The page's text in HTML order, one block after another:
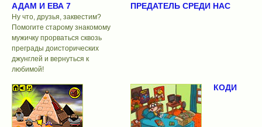
АДАМ И ЕВА 7
Ну что, друзья, заквестим?
Помогите старому знакомому
мужичку прорваться сквозь
преграды доисторических
джунглей и вернуться к
любимой!
ПРЕДАТЕЛЬ СРЕДИ НАС
КОДИ